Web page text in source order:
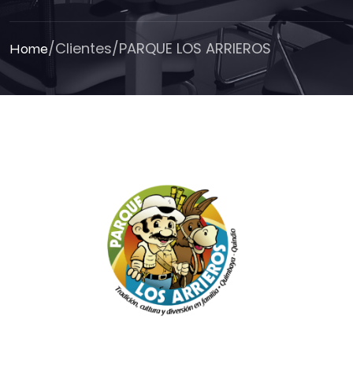
Home/Clientes/PARQUE LOS ARRIEROS